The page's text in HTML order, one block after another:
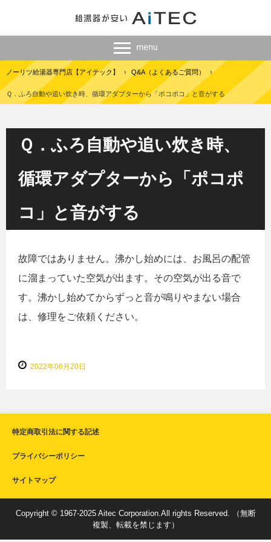
ノーリツ給湯器専門店【アイテック】 › Q&A（よくあるご質問） ›
Ｑ．ふろ自動や追い炊き時、循環アダプターから「ポコポコ」と音がする
Ｑ．ふろ自動や追い炊き時、
循環アダプターから「ポコポ
コ」と音がする
故障ではありません。沸かし始めには、お風呂の配管
に溜まっていた空気が出ます。その空気が出る音で
す。沸かし始めてからずっと音が鳴りやまない場合
は、修理をご依頼ください。
2022年06月20日
特定商取引法に関する記述
プライバシーポリシー
サイトマップ
Copyright © 1967-2025 Aitec Corporation.All rights Reserved. （無断
複製、転載を禁じます）